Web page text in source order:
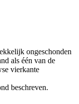
ongeschonden
als één van de
vierkante
beschreven.